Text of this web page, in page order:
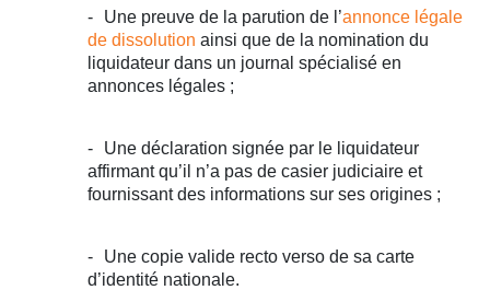
Une preuve de la parution de l’annonce légale
de dissolution ainsi que de la nomination du
liquidateur dans un journal spécialisé en
annonces légales ;
Une déclaration signée par le liquidateur
affirmant qu’il n’a pas de casier judiciaire et
fournissant des informations sur ses origines ;
Une copie valide recto verso de sa carte
d’identité nationale.